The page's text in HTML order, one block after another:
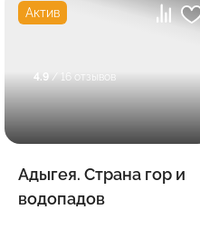
Актив
4.9 / 16 отзывов
Адыгея. Страна гор и
водопадов